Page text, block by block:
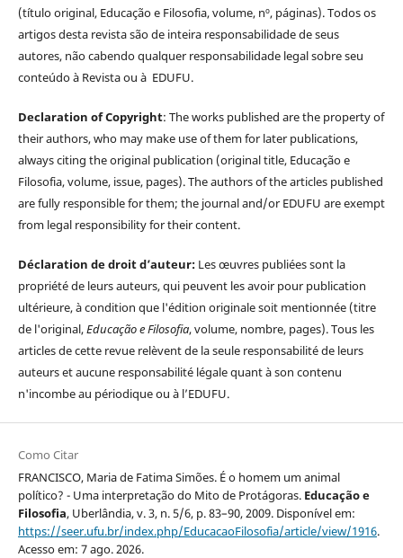
(título original, Educação e Filosofia, volume, nº, páginas). Todos os
artigos desta revista são de inteira responsabilidade de seus
autores, não cabendo qualquer responsabilidade legal sobre seu
conteúdo à Revista ou à EDUFU.
Declaration of Copyright: The works published are the property of
their authors, who may make use of them for later publications,
always citing the original publication (original title, Educação e
Filosofia, volume, issue, pages). The authors of the articles published
are fully responsible for them; the journal and/or EDUFU are exempt
from legal responsibility for their content.
Déclaration de droit d’auteur: Les œuvres publiées sont la
propriété de leurs auteurs, qui peuvent les avoir pour publication
ultérieure, à condition que l'édition originale soit mentionnée (titre
de l'original,Educação e Filosofia, volume, nombre, pages). Tous les
articles de cette revue relèvent de la seule responsabilité de leurs
auteurs et aucune responsabilité légale quant à son contenu
n'incombe au périodique ou à l’EDUFU.
Como Citar
FRANCISCO, Maria de Fatima Simões. É o homem um animal
político? - Uma interpretação do Mito de Protágoras. Educação e
Filosofia, Uberlândia, v. 3, n. 5/6, p. 83–90, 2009. Disponível em:
https://seer.ufu.br/index.php/EducacaoFilosofia/article/view/1916.
Acesso em: 7 ago. 2026.